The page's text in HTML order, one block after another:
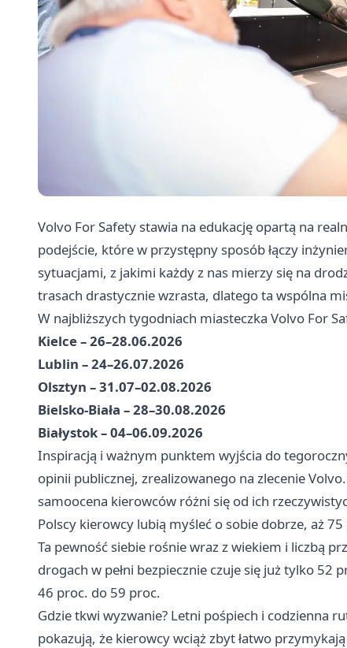
Volvo For Safety stawia na edukację opartą na
podejście, które w przystępny sposób łączy
sytuacjami, z jakimi każdy z nas mierzy się na
trasach drastycznie wzrasta, dlatego ta wspólna
W najbliższych tygodniach miasteczka Volvo For
Kielce – 26–28.06.2026
Lublin – 24–26.07.2026
Olsztyn – 31.07–02.08.2026
Bielsko-Biała – 28–30.08.2026
Białystok – 04–06.09.2026
Inspiracją i ważnym punktem wyjścia do
opinii publicznej, zrealizowanego na zlecenie
samoocena kierowców różni się od ich
Polscy kierowcy lubią myśleć o sobie dobrze, aż
Ta pewność siebie rośnie wraz z wiekiem i liczbą
drogach w pełni bezpiecznie czuje się już tylko
46 proc. do 59 proc.
Gdzie tkwi wyzwanie? Letni pośpiech i codzienna
pokazują, że kierowcy wciąż zbyt łatwo